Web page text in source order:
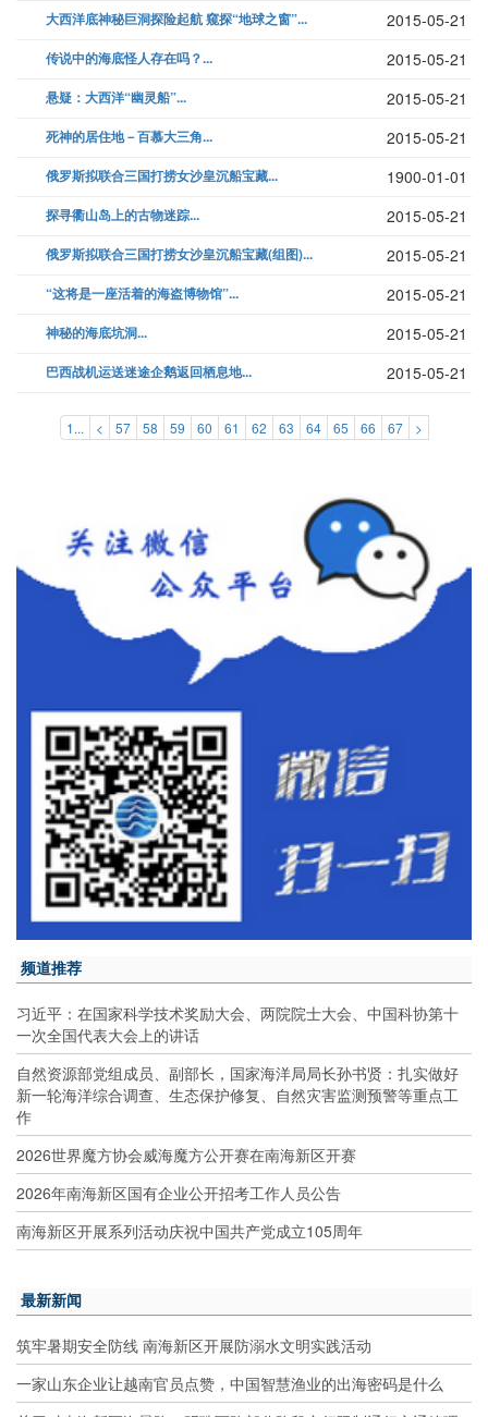
大西洋底神秘巨洞探险起航 窥探“地球之窗”... 2015-05-21
传说中的海底怪人存在吗？... 2015-05-21
悬疑：大西洋“幽灵船”... 2015-05-21
死神的居住地－百慕大三角... 2015-05-21
俄罗斯拟联合三国打捞女沙皇沉船宝藏... 1900-01-01
探寻衢山岛上的古物迷踪... 2015-05-21
俄罗斯拟联合三国打捞女沙皇沉船宝藏(组图)... 2015-05-21
“这将是一座活着的海盗博物馆”... 2015-05-21
神秘的海底坑洞... 2015-05-21
巴西战机运送迷途企鹅返回栖息地... 2015-05-21
1... < 57 58 59 60 61 62 63 64 65 66 67 >
频道推荐
习近平：在国家科学技术奖励大会、两院院士大会、中国科协第十
一次全国代表大会上的讲话
自然资源部党组成员、副部长，国家海洋局局长孙书贤：扎实做好
新一轮海洋综合调查、生态保护修复、自然灾害监测预警等重点工
作
2026世界魔方协会威海魔方公开赛在南海新区开赛
2026年南海新区国有企业公开招考工作人员公告
南海新区开展系列活动庆祝中国共产党成立105周年
最新新闻
筑牢暑期安全防线 南海新区开展防溺水文明实践活动
一家山东企业让越南官员点赞，中国智慧渔业的出海密码是什么